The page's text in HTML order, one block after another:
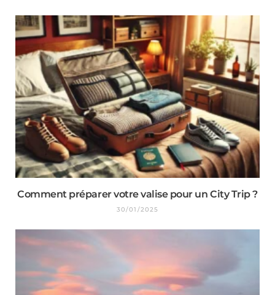
Comment préparer votre valise pour un City Trip ?
30/01/2025